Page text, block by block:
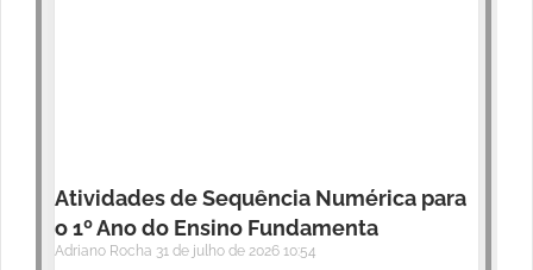
Atividades de Sequência Numérica para
o 1º Ano do Ensino Fundamenta
Adriano Rocha 31 de julho de 2026 10:54